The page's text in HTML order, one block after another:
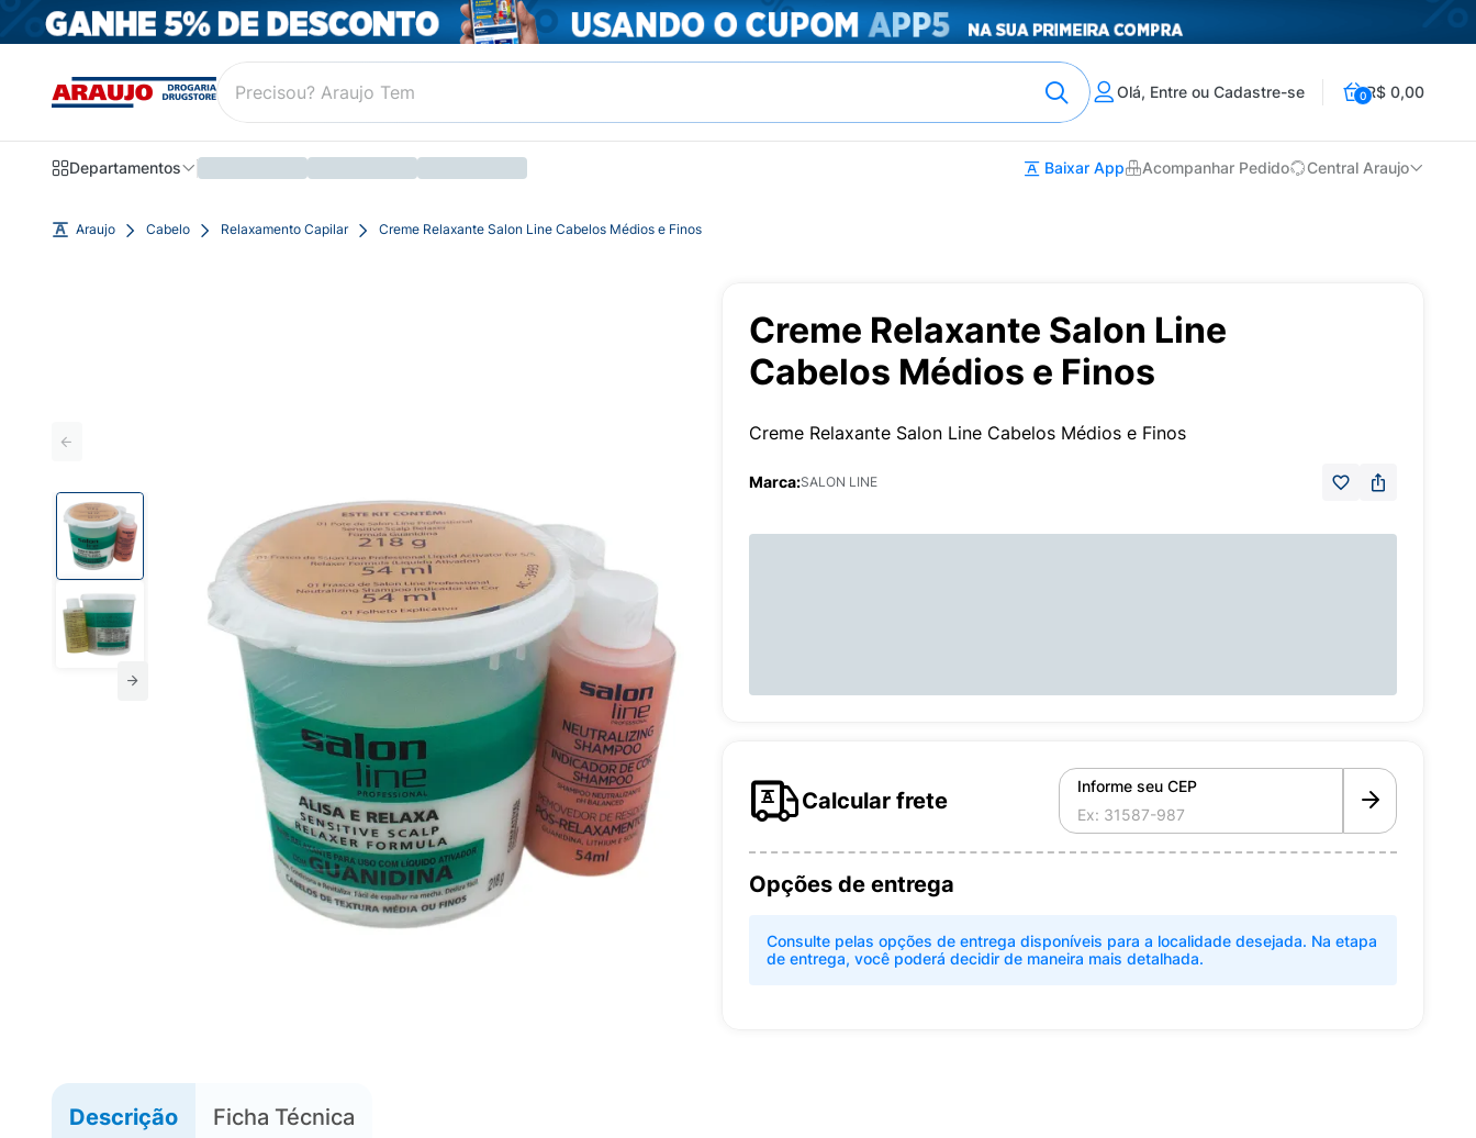
Olá, Entre ou Cadastre-se 0R$ 0,00
Departamentos Baixar App Acompanhar Pedido Central Araujo
Araujo Cabelo Relaxamento Capilar Creme Relaxante Salon Line Cabelos Médios e Finos
Creme Relaxante Salon Line
Cabelos Médios e Finos
Creme Relaxante Salon Line Cabelos Médios e Finos
Marca:SALON LINE
Calcular frete
Informe seu CEP
Opções de entrega
Consulte pelas opções de entrega disponíveis para a localidade desejada. Na etapa
de entrega, você poderá decidir de maneira mais detalhada.
Descrição Ficha Técnica